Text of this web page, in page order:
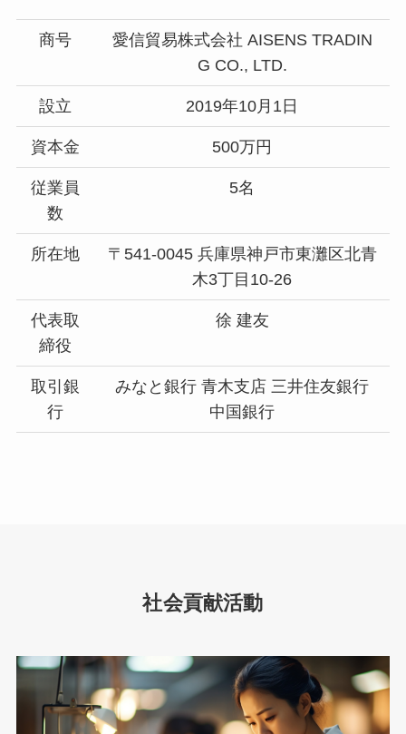
商号
愛信貿易株式会社 AISENS TRADIN
G CO., LTD.
設立 2019年10月1日
資本金 500万円
従業員
数
5名
所在地
〒541-0045 兵庫県神戸市東灘区北青
木3丁目10-26
代表取
締役
徐 建友
取引銀
行
みなと銀行 青木支店 三井住友銀行
中国銀行
社会貢献活動